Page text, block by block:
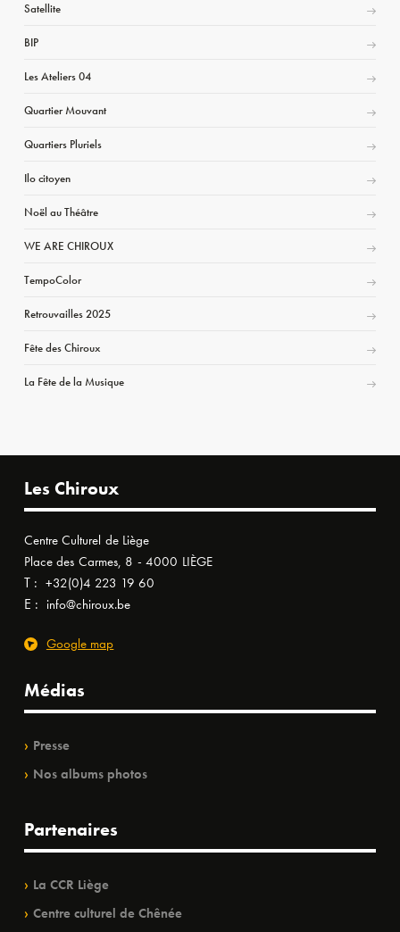
Satellite
BIP
Les Ateliers 04
Quartier Mouvant
Quartiers Pluriels
Ilo citoyen
Noël au Théâtre
WE ARE CHIROUX
TempoColor
Retrouvailles 2025
Fête des Chiroux
La Fête de la Musique
Les Chiroux
Centre Culturel de Liège
Place des Carmes, 8 - 4000 LIÈGE
T : +32(0)4 223 19 60
E : info@chiroux.be
Google map
Médias
Presse
Nos albums photos
Partenaires
La CCR Liège
Centre culturel de Chênée